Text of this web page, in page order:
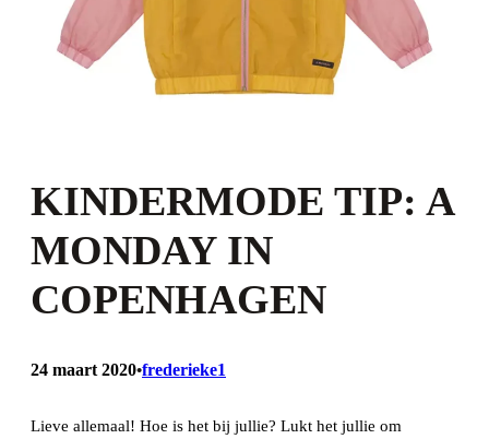
KINDERMODE TIP: A
MONDAY IN
COPENHAGEN
24 maart 2020•frederieke1
Lieve allemaal! Hoe is het bij jullie? Lukt het jullie om